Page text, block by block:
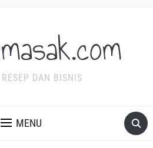
DAN BISNIS
MENU